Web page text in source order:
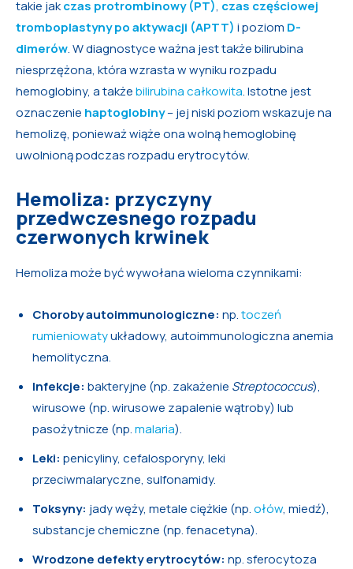
takie jakczas protrombinowy (PT), czas częściowej
tromboplastyny po aktywacji (APTT) i poziom D-
dimerów. W diagnostyce ważna jest także bilirubina
niesprzężona, która wzrasta w wyniku rozpadu
hemoglobiny, a takżebilirubina całkowita. Istotne jest
oznaczenie haptoglobiny– jej niski poziom wskazuje na
hemolizę, ponieważ wiąże ona wolną hemoglobinę
uwolnioną podczas rozpadu erytrocytów.
Hemoliza: przyczyny
przedwczesnego rozpadu
czerwonych krwinek
Hemoliza może być wywołana wieloma czynnikami:
Choroby autoimmunologiczne: np.toczeń
rumieniowatyukładowy, autoimmunologiczna anemia
hemolityczna.
Infekcje: bakteryjne (np. zakażenie Streptococcus),
wirusowe (np. wirusowe zapalenie wątroby) lub
pasożytnicze (np.malaria).
Leki: penicyliny, cefalosporyny, leki
przeciwmalaryczne, sulfonamidy.
Toksyny: jady węży, metale ciężkie (np.ołów, miedź),
substancje chemiczne (np. fenacetyna).
Wrodzone defekty erytrocytów: np. sferocytoza